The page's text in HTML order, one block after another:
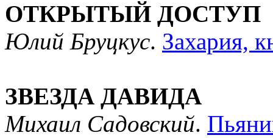
ОТКРЫТЫЙ ДОСТУП
Юлий Бруцкус. Захария,
ЗВЕЗДА ДАВИДА
Михаил Садовский.